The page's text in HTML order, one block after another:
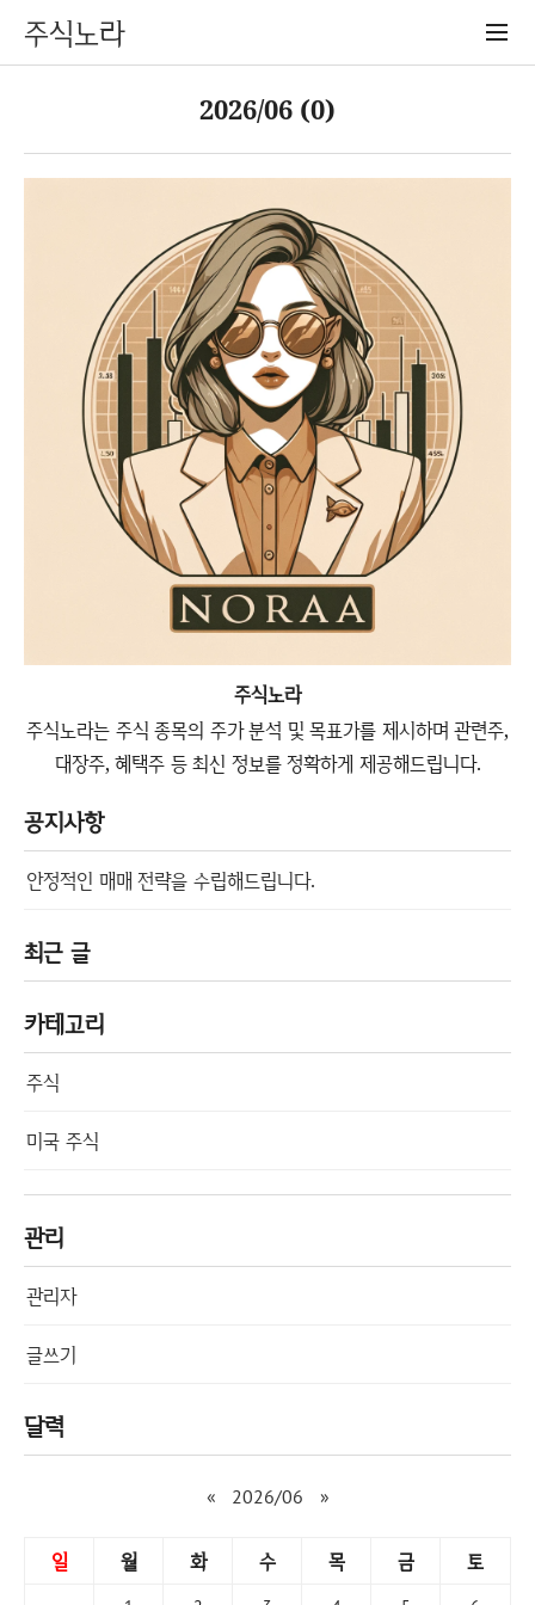
주식노라
2026/06 (0)
주식노라
주식노라는 주식 종목의 주가 분석 및 목표가를 제시하며 관련주,
대장주, 혜택주 등 최신 정보를 정확하게 제공해드립니다.
공지사항
안정적인 매매 전략을 수립해드립니다.
최근 글
카테고리
주식
미국 주식
관리
관리자
글쓰기
달력
« 2026/06 »
일 월 화 수 목 금 토